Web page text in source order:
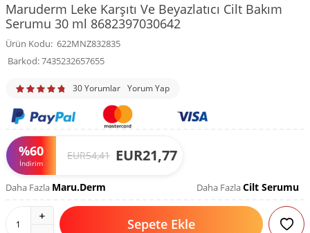
Maruderm Leke Karşıtı Ve Beyazlatıcı Cilt Bakım
Serumu 30 ml 8682397030642
Ürün Kodu: 622MNZ832835
Barkod:7435232657655
30 Yorumlar Yorum Yap
%60
İndirim
EUR54,41 EUR21,77
Daha Fazla Maru.Derm Daha FazlaCilt Serumu
Sepete Ekle